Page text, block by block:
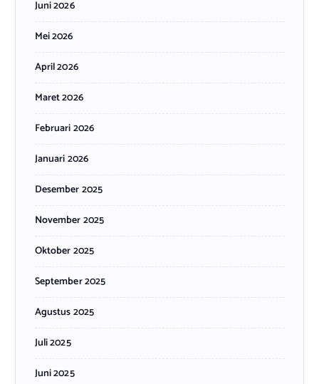
Juni 2026
Mei 2026
April 2026
Maret 2026
Februari 2026
Januari 2026
Desember 2025
November 2025
Oktober 2025
September 2025
Agustus 2025
Juli 2025
Juni 2025